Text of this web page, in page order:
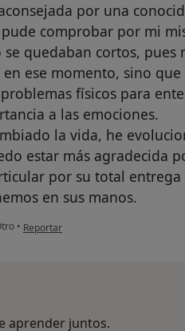
por una
comprobar por mi
quedaban cortos, pues
ese momento, sino que
físicos para
a las emociones.
la vida, he
estar más agradecida
por su total entrega
en sus manos.
• en opinión del usuario Mari Cruz
Reportar
aprender juntos.